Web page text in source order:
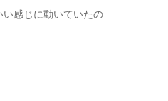
感じに動いていたの